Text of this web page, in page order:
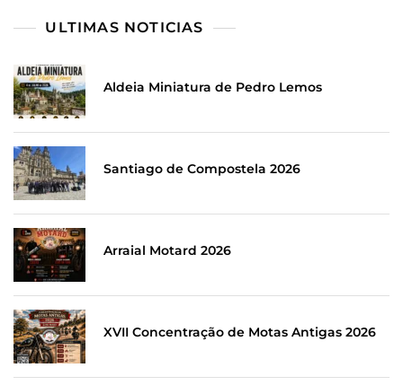
ULTIMAS NOTICIAS
Aldeia Miniatura de Pedro Lemos
Santiago de Compostela 2026
Arraial Motard 2026
XVII Concentração de Motas Antigas 2026